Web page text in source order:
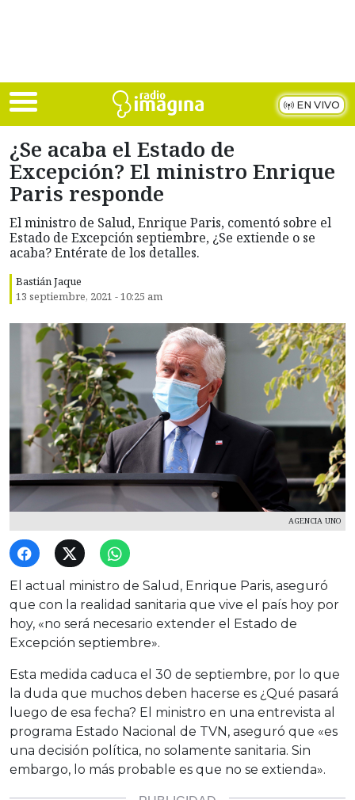
EN VIVO
¿Se acaba el Estado de
Excepción? El ministro Enrique
Paris responde
El ministro de Salud, Enrique Paris, comentó sobre el
Estado de Excepción septiembre, ¿Se extiende o se
acaba? Entérate de los detalles.
Bastián Jaque
13 septiembre, 2021 - 10:25 am
AGENCIA UNO
El actual ministro de Salud, Enrique Paris, aseguró
que con la realidad sanitaria que vive el país hoy por
hoy, «no será necesario extender el Estado de
Excepción septiembre».
Esta medida caduca el 30 de septiembre, por lo que
la duda que muchos deben hacerse es ¿Qué pasará
luego de esa fecha? El ministro en una entrevista al
programa Estado Nacional de TVN, aseguró que «es
una decisión política, no solamente sanitaria. Sin
embargo, lo más probable es que no se extienda».